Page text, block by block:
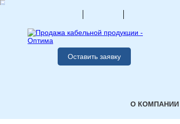
Оставить заявку
О КОМПАНИИ